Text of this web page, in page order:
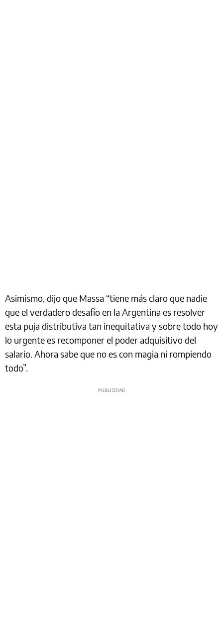
Asimismo, dijo que Massa “tiene más claro que nadie
que el verdadero desafío en la Argentina es resolver
esta puja distributiva tan inequitativa y sobre todo hoy
lo urgente es recomponer el poder adquisitivo del
salario. Ahora sabe que no es con magia ni rompiendo
todo”.